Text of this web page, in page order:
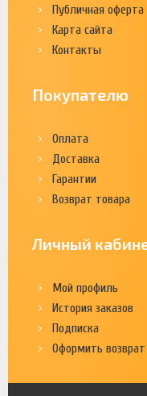
Публичная оферта
Карта сайта
Контакты
Покупателю
Оплата
Доставка
Гарантии
Возврат товара
Личный
Мой профиль
История заказов
Подписка
Оформить возврат